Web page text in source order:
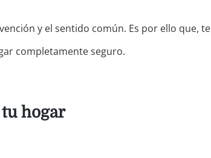
y el sentido común. Es por ello que, te
completamente seguro.
hogar